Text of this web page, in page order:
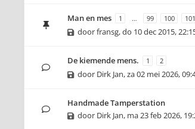
Man en mes 1 … 99 100 101
doorfransg,do 10 dec 2015,
De kiemende mens. 1 2
door Dirk Jan,za 02 mei 2026,
Handmade Tamperstation
door Dirk Jan, ma 23 feb 2026,